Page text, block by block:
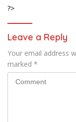
?>
Leave a Reply
Your email address
marked *